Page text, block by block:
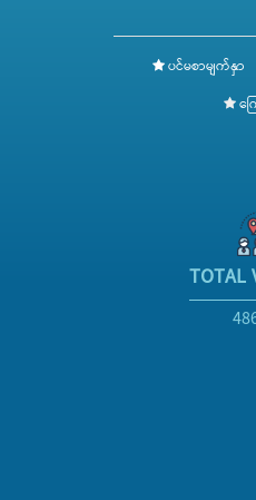
ပင်မစာမျက်နှာ
က
TOTAL